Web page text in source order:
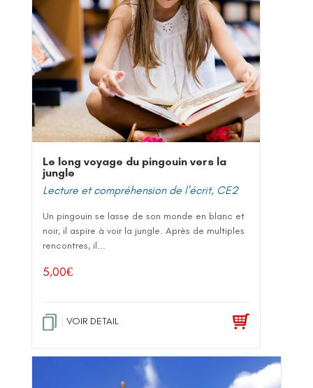
Le long voyage du pingouin vers la
jungle
Lecture et compréhension de l'écrit, CE2
Un pingouin se lasse de son monde en blanc et
noir, il aspire à voir la jungle. Après de multiples
rencontres, il...
5,00€
VOIR DETAIL